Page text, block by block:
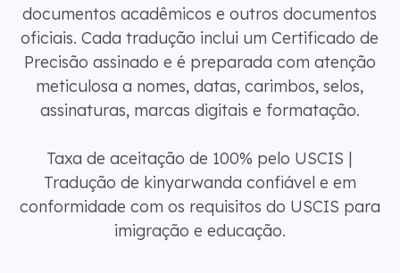
documentos acadêmicos e outros documentos
oficiais. Cada tradução inclui um Certificado de
Precisão assinado e é preparada com atenção
meticulosa a nomes, datas, carimbos, selos,
assinaturas, marcas digitais e formatação.
Taxa de aceitação de 100% pelo USCIS |
Tradução de kinyarwanda confiável e em
conformidade com os requisitos do USCIS para
imigração e educação.